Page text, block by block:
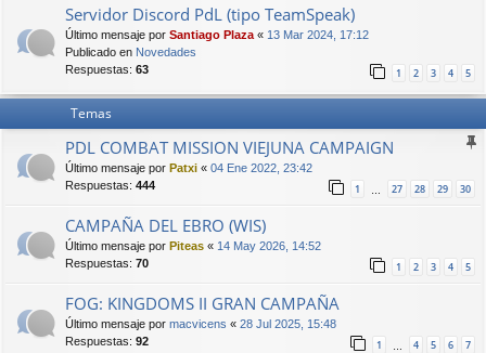
Servidor Discord PdL (tipo TeamSpeak)
Último mensaje por Santiago Plaza « 13 Mar 2024, 17:12
Publicado en Novedades
Respuestas: 63 1 2 3 4 5
Temas
PDL COMBAT MISSION VIEJUNA CAMPAIGN
Último mensaje por Patxi « 04 Ene 2022, 23:42
Respuestas: 444 1 27 28 29 30
CAMPAÑA DEL EBRO (WIS)
Último mensaje por Piteas « 14 May 2026, 14:52
Respuestas: 70 1 2 3 4 5
FOG: KINGDOMS II GRAN CAMPAÑA
Último mensaje por macvicens « 28 Jul 2025, 15:48
Respuestas: 92 1 4 5 6 7